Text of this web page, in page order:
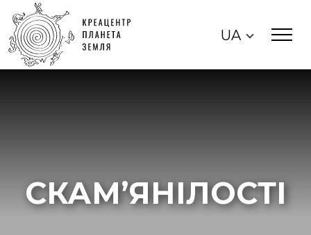
UA
СКАМ’ЯНІЛОСТІ